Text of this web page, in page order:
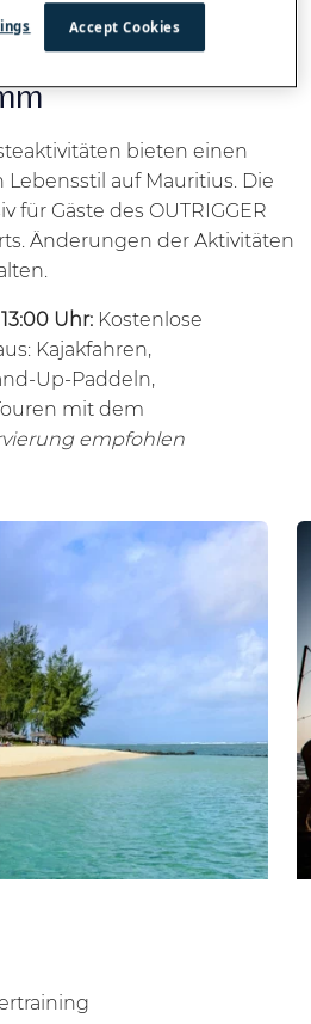
bieten einen
auf Mauritius. Die
für Gäste des OUTRIGGER
Änderungen der Aktivitäten
Uhr: Kostenlose
Kajakfahren,
Up-Paddeln,
mit dem
empfohlen
Accept Cookies